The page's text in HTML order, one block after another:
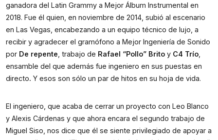
ganadora del Latin Grammy a Mejor Álbum Instrumental en
2018. Fue él quien, en noviembre de 2014, subió al escenario
en Las Vegas, encabezando a un equipo técnico de lujo, a
recibir y agradecer el gramófono a Mejor Ingeniería de Sonido
por De repente , trabajo de Rafael “Pollo” Brito y C4 Trío
ensamble del que además fue ingeniero en sus puestas en
directo. Y esos son sólo un par de hitos en su hoja de vida.
El ingeniero, que acaba de cerrar un proyecto con Leo Blanco
y Alexis Cárdenas y que ahora encara el segundo trabajo de
Miguel Siso, nos dice que él se siente privilegiado de apoyar a